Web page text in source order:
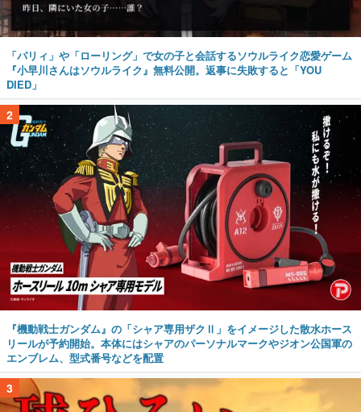
『小早川さんはソウルライク』無料公開。返事に失敗すると「YOU
DIED」
2
『機動戦士ガンダム』の「シャア専用ザクⅡ」をイメージした散水ホース
リールが予約開始。本体にはシャアのパーソナルマークやジオン公国軍の
エンブレム、型式番号などを配置